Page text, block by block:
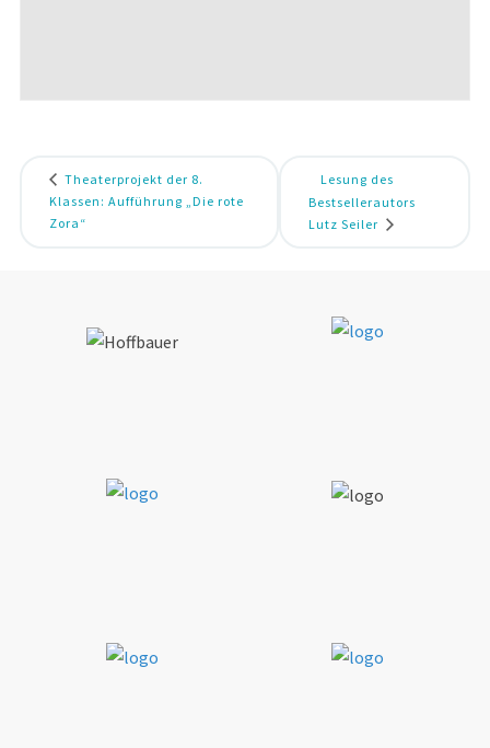
Theaterprojekt der 8.
Klassen: Aufführung „Die rote
Zora“
Lesung des
Bestsellerautors
Lutz Seiler